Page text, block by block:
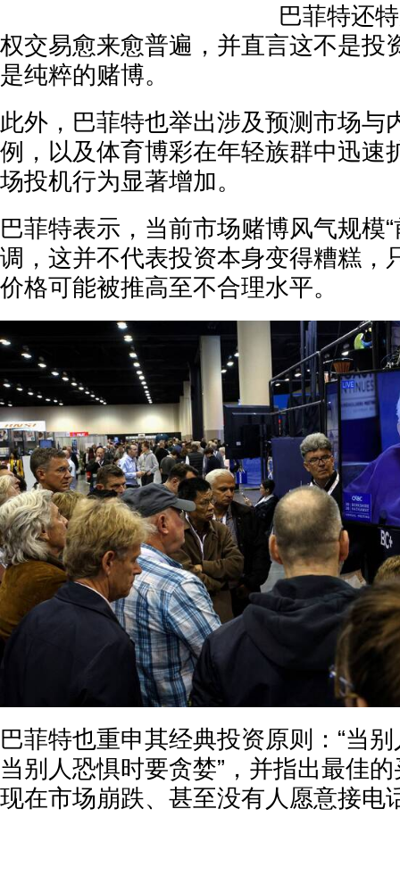
巴菲特还
权交易愈来愈普遍，并直言这不是投
是纯粹的赌博。
此外，巴菲特也举出涉及预测市场与
例，以及体育博彩在年轻族群中迅速
场投机行为显著增加。
巴菲特表示，当前市场赌博风气规模
调，这并不代表投资本身变得糟糕，
价格可能被推高至不合理水平。
巴菲特也重申其经典投资原则：“当
当别人恐惧时要贪婪”，并指出最佳
现在市场崩跌、甚至没有人愿意接电